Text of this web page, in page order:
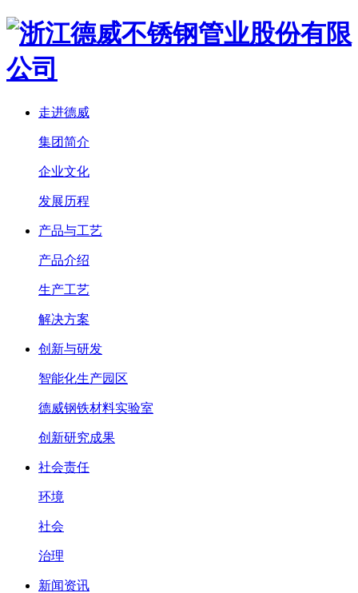
走进德威
集团简介
企业文化
发展历程
产品与工艺
产品介绍
生产工艺
解决方案
创新与研发
智能化生产园区
德威钢铁材料实验室
创新研究成果
社会责任
环境
社会
治理
新闻资讯